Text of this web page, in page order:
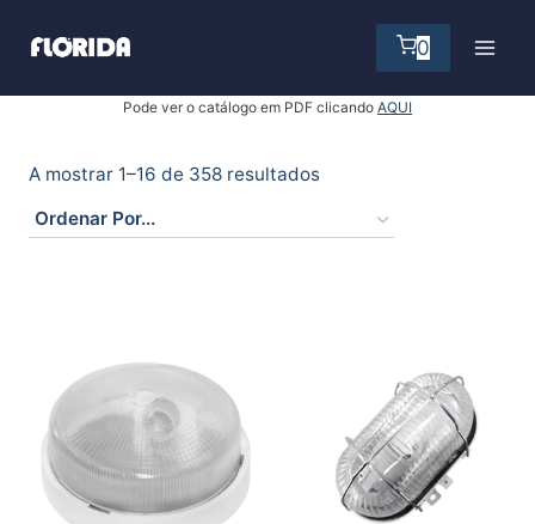
0
Pode ver o catálogo em PDF clicando AQUI
A mostrar 1–16 de 358 resultados